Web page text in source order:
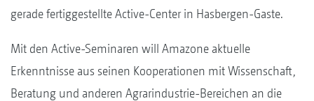
gerade fertiggestellte Active-Center in Hasbergen-Gaste.
Mit den Active-Seminaren will Amazone aktuelle
Erkenntnisse aus seinen Kooperationen mit Wissenschaft,
Beratung und anderen Agrarindustrie-Bereichen an die